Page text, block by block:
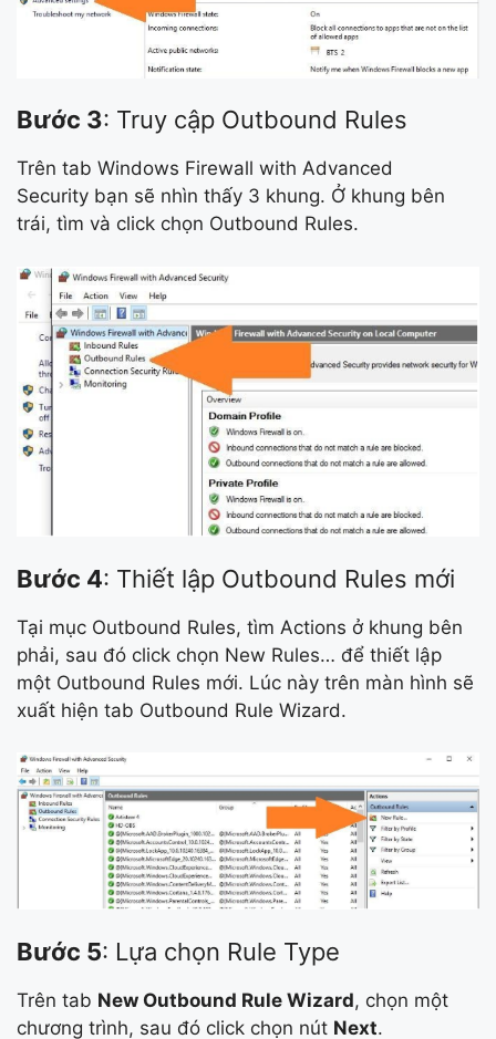
Bước 3: Truy cập Outbound Rules
Trên tab Windows Firewall with Advanced
Security bạn sẽ nhìn thấy 3 khung. Ở khung bên
trái, tìm và click chọn Outbound Rules.
Bước 4: Thiết lập Outbound Rules mới
Tại mục Outbound Rules, tìm Actions ở khung bên
phải, sau đó click chọn New Rules… để thiết lập
một Outbound Rules mới. Lúc này trên màn hình sẽ
xuất hiện tab Outbound Rule Wizard.
Bước 5: Lựa chọn Rule Type
Trên tab New Outbound Rule Wizard, chọn một
chương trình, sau đó click chọn nút Next.